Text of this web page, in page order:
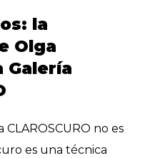
la
Olga
Galería
no es
es una técnica